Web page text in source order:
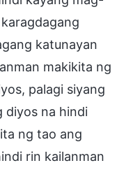
katunayan
makikita ng
palagi siyang
diyos na hindi
ng tao ang
rin kailanman